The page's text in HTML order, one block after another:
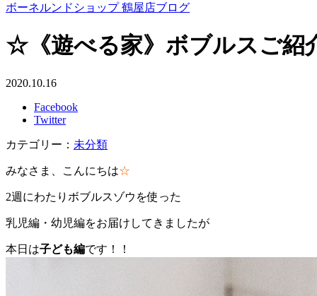
ボーネルンドショップ 鶴屋店ブログ
☆《遊べる家》ボブルスご
2020.10.16
Facebook
Twitter
カテゴリー： 未分類
みなさま、こんにちは☆
2週にわたりボブルスゾウを使った
乳児編・幼児編をお届けしてきましたが
本日は子ども編です！！